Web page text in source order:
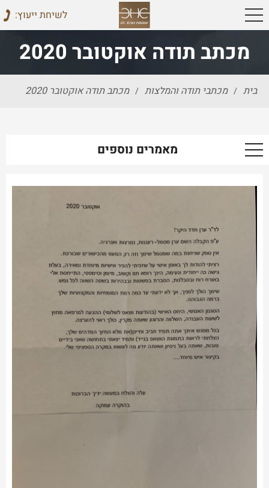
:לשיחת ייעוץ
מכתב תודה אוקטובר 2020
בית / מכתבי תודה והמלצות / מכתב תודה אוקטובר 2020
מאמרים נוספים